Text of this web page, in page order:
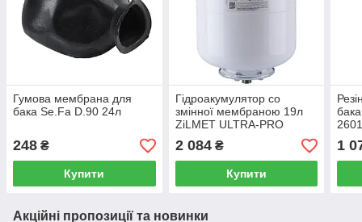
Гумова мембрана для
бака Se.Fa D.90 24л
248 ₴
Купити
Гідроакумулятор cо
змінної мембраною 19л
ZiLMET ULTRA-PRO
10bar, білий ( 1100001940
)
2 084₴
Купити
1
Акційні пропозиції та новинки